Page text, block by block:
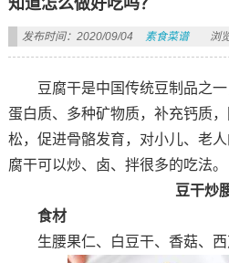
知道怎么做好吃吗？
发布时间：2020/09/04 素食菜谱 浏
豆腐干是中国传统豆制品之
蛋白质、多种矿物质，补充钙质
松，促进骨骼发育，对小儿、老
腐干可以炒、卤、拌很多的吃法。
豆干炒
食材
生腰果仁、白豆干、香菇、西